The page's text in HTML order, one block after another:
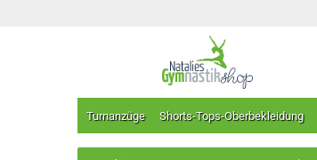
Turnanzüge Shorts-Tops-Oberbekleidung